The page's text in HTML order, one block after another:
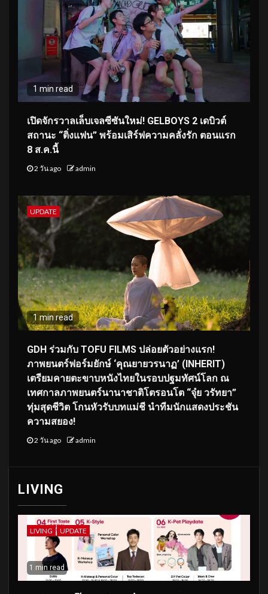
1 min read
เปิดจักรวาลเล็บเจลซีซันใหม่! GELBOYS 2 เดบิวต์
สถานะ “ติ่งแฟน” พร้อมเสิร์ฟความคลั่งรัก ตอนแรก
8 ส.ค.นี้
2 วัน ago admin
UPDATE
1 min read
GDH ร่วมกับ TOFU FILMS ปล่อยตัวอย่างแรก!
ภาพยนตร์ฟอร์มยักษ์ ‘คุณยายวรนาฏ’ (INHERIT)
เตรียมคายตะขาบหนังไทยในรอบปฐมทัศน์โลก ณ
เทศกาลภาพยนตร์นานาชาติโตรอนโต “จุ๋ย วรัทยา”
ทุ่มสุดชีวิต โกนหัวรับบทแม่ชี นำทีมนักแสดงประชัน
ความสยอง!
2 วัน ago admin
LIVING
LIVING UPDATE
1 min read